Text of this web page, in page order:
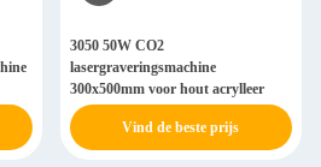
3050 50W CO2
lasergraveringsmachine
300x500mm voor hout acrylleer
Vind de beste prijs